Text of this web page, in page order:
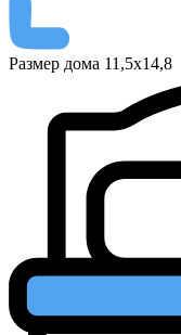
Размер дома 11,5x14,8